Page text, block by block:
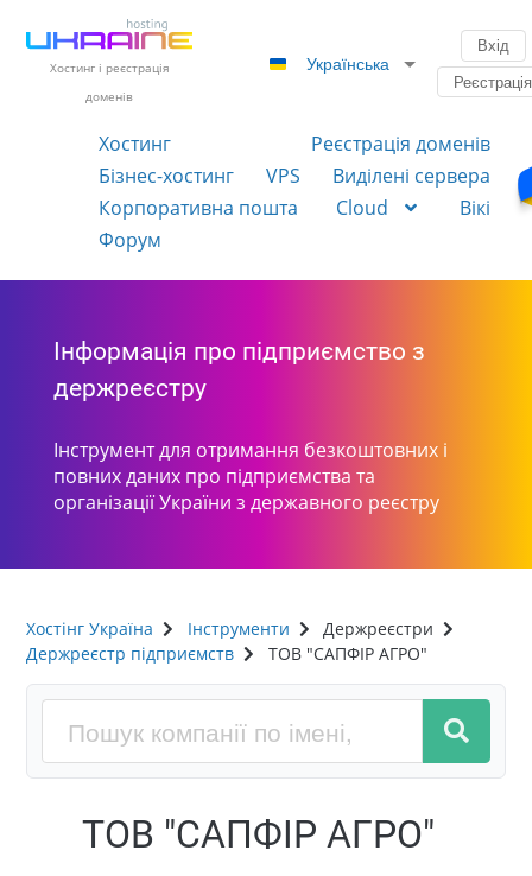
Хостинг і реєстрація
доменів
Українська
Вхід
Реєстрація
Хостинг
Реєстрація доменів
Бізнес-хостинг
VPS
Виділені сервера
Корпоративна пошта
Cloud
Вікі
Форум
Інформація про підприємство з
держреєстру
Інструмент для отримання безкоштовних і
повних даних про підприємства та
організації України з державного реєстру
Хостінг Україна Інструменти
Держреєстри
Держреєстр підприємств
ТОВ "САПФІР АГРО"
ТОВ "САПФІР АГРО"